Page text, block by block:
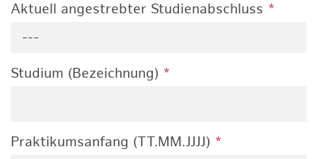
Aktuell angestrebter Studienabschluss *
---
Studium (Bezeichnung) *
Praktikumsanfang (TT.MM.JJJJ) *